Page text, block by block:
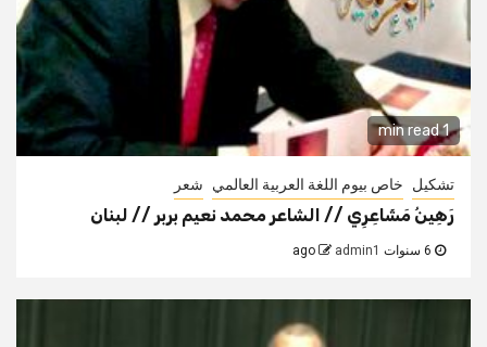
1 min read
تشكيل خاص بيوم اللغة العربية العالمي شعر
رَهِينُ مَشَاعِرِي // الشاعر محمد نعيم بربر // لبنان
admin1